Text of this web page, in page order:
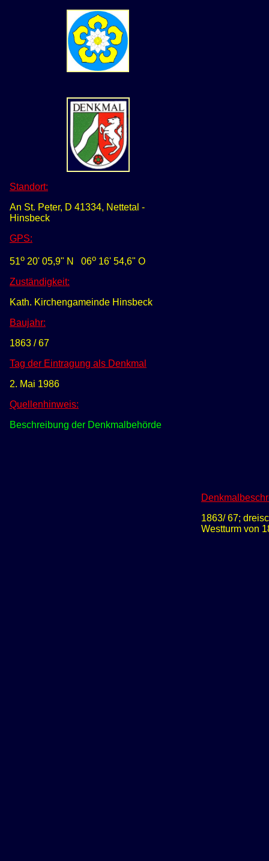
Standort:
An St. Peter, D 41334, Nettetal -
Hinsbeck
GPS:
51o 20' 05,9" N 06o 16' 54,6" O
Zuständigkeit:
Kath. Kirchengameinde Hinsbeck
Baujahr:
1863 / 67
Tag der Eintragung als Denkmal
2. Mai 1986
Quellenhinweis:
Beschreibung der Denkmalbehörde
1863/ 67;
Westturm von